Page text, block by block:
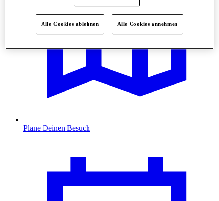
Plane Deinen Besuch
Alle Cookies ablehnen Alle Cookies annehmen